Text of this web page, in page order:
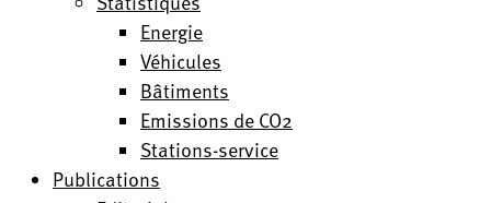
Energie
Véhicules
Bâtiments
Emissions de CO2
Stations-service
Publications